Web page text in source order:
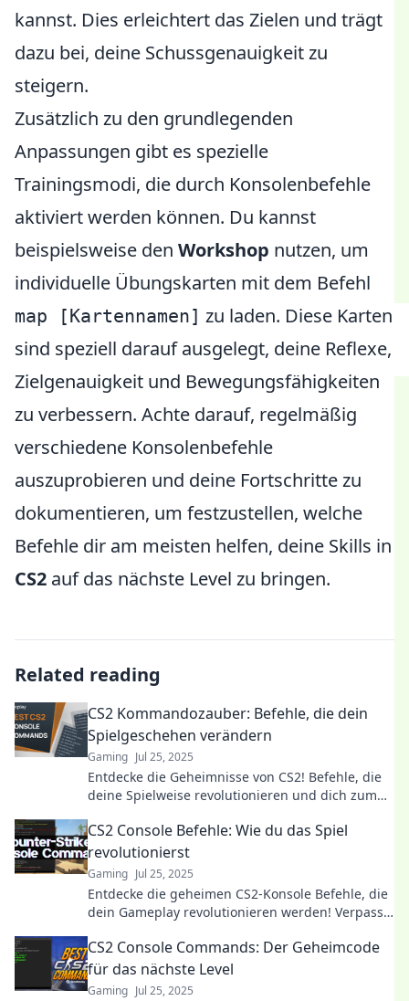
kannst. Dies erleichtert das Zielen und trägt
dazu bei, deine Schussgenauigkeit zu
steigern.
Zusätzlich zu den grundlegenden
Anpassungen gibt es spezielle
Trainingsmodi, die durch Konsolenbefehle
aktiviert werden können. Du kannst
beispielsweise den Workshop nutzen, um
individuelle Übungskarten mit dem Befehl
map [Kartennamen] zu laden. Diese Karten
sind speziell darauf ausgelegt, deine Reflexe,
Zielgenauigkeit und Bewegungsfähigkeiten
zu verbessern. Achte darauf, regelmäßig
verschiedene Konsolenbefehle
auszuprobieren und deine Fortschritte zu
dokumentieren, um festzustellen, welche
Befehle dir am meisten helfen, deine Skills in
CS2 auf das nächste Level zu bringen.
Related reading
CS2 Kommandozauber: Befehle, die dein
Spielgeschehen verändern
Gaming Jul 25, 2025
Entdecke die Geheimnisse von CS2! Befehle, die
deine Spielweise revolutionieren und dich zum
CS2 Console Befehle: Wie du das Spiel
revolutionierst
Gaming Jul 25, 2025
Entdecke die geheimen CS2-Konsole Befehle, die
dein Gameplay revolutionieren werden! Verpass
CS2 Console Commands: Der Geheimcode
für das nächste Level
Gaming Jul 25, 2025